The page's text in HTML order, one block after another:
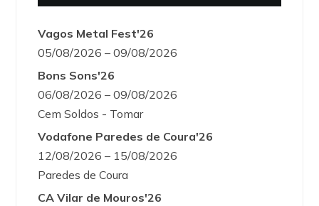
Vagos Metal Fest'26
05/08/2026 – 09/08/2026
Bons Sons'26
06/08/2026 – 09/08/2026
Cem Soldos - Tomar
Vodafone Paredes de Coura'26
12/08/2026 – 15/08/2026
Paredes de Coura
CA Vilar de Mouros'26